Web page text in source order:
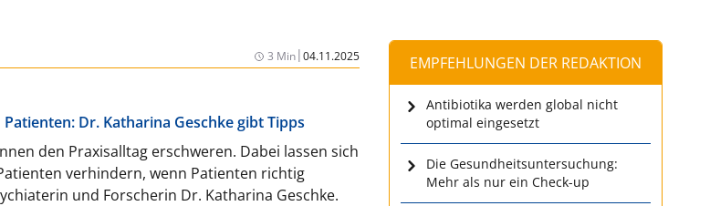
3 Min|04.11.2025
Dr. Katharina Geschke gibt Tipps
den Praxisalltag erschweren. Dabei lassen sich
verhindern, wenn Patienten richtig
und Forscherin Dr. Katharina Geschke.
EMPFEHLUNGEN DER REDAKTION
Antibiotika werden global nicht
optimal eingesetzt
Die Gesundheitsuntersuchung:
Mehr als nur ein Check-up